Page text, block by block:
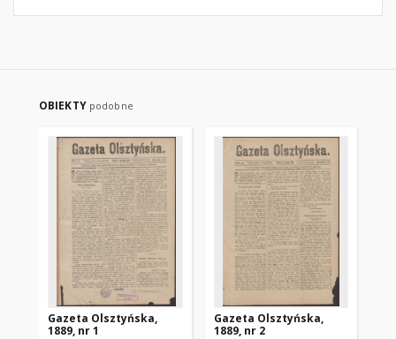
OBIEKTY podobne
Gazeta Olsztyńska,
1889, nr 1
Gazeta Olsztyńska,
1889, nr 2